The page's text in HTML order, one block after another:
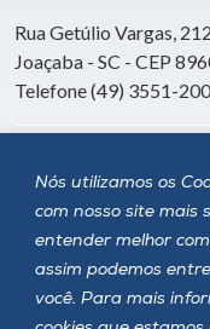
Nós utilizamos os
com nosso site mais
entender melhor
assim podemos
você. Para mais
Rua Getúlio Vargas,
Joaçaba - SC - CEP
Telefone (49) 3551-
Siga a Unoesc